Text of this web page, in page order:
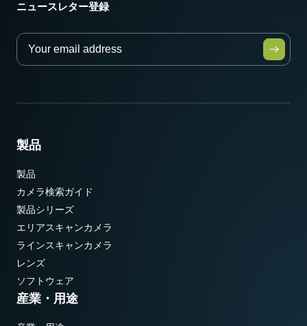
ニュースレター登録
製品
製品
カメラ検索ガイド
製品シリーズ
エリアスキャンカメラ
ラインスキャンカメラ
レンズ
ソフトウェア
産業・用途